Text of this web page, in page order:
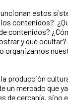
estos
contenidos?
contenidos?
y qué
organizamos
producción
un mercado que
de cercanía, sino